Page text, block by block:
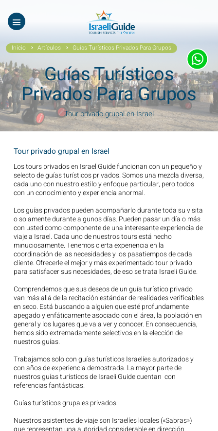
Inicio Artículos Guías Turísticos Privados Para Grupos
Guías Turísticos
Privados Para Grupos
Tour privado grupal en Israel
Tour privado grupal en Israel
Los tours privados en Israel Guide funcionan con un pequeño y
selecto de guías turísticos privados. Somos una mezcla diversa,
cada uno con nuestro estilo y enfoque particular, pero todos
con un conocimiento y experiencia anormal.
Los guías privados pueden acompañarlo durante toda su visita
o solamente durante algunos días. Pueden pasar un día o más
con usted como componente de una interesante experiencia de
viaje a Israel. Cada uno de nuestros tours está hecho
minuciosamente. Tenemos cierta experiencia en la
coordinación de las necesidades y los pasatiempos de cada
cliente. Ofrecerle el mejor y más experimentado tour privado
para satisfacer sus necesidades, de eso se trata Israeli Guide.
Comprendemos que sus deseos de un guía turístico privado
van más allá de la recitación estándar de realidades verificables
en seco. Está buscando a alguien que esté profundamente
apegado y enfáticamente asociado con el área, la población en
general y los lugares que va a ver y conocer. En consecuencia,
hemos sido extremadamente selectivos en la elección de
nuestros guías.
Trabajamos solo con guías turísticos Israelíes autorizados y
con años de experiencia demostrada. La mayor parte de
nuestros guías turísticos de Israeli Guide cuentan con
referencias fantásticas.
Guías turísticos grupales privados
Nuestros asistentes de viaje son Israelíes locales («Sabras»)
Nuestros Tours
Tours virtuales
Testimonios
Galería
Videos De Israel
Noticias Covid19
Contáctanos
עב